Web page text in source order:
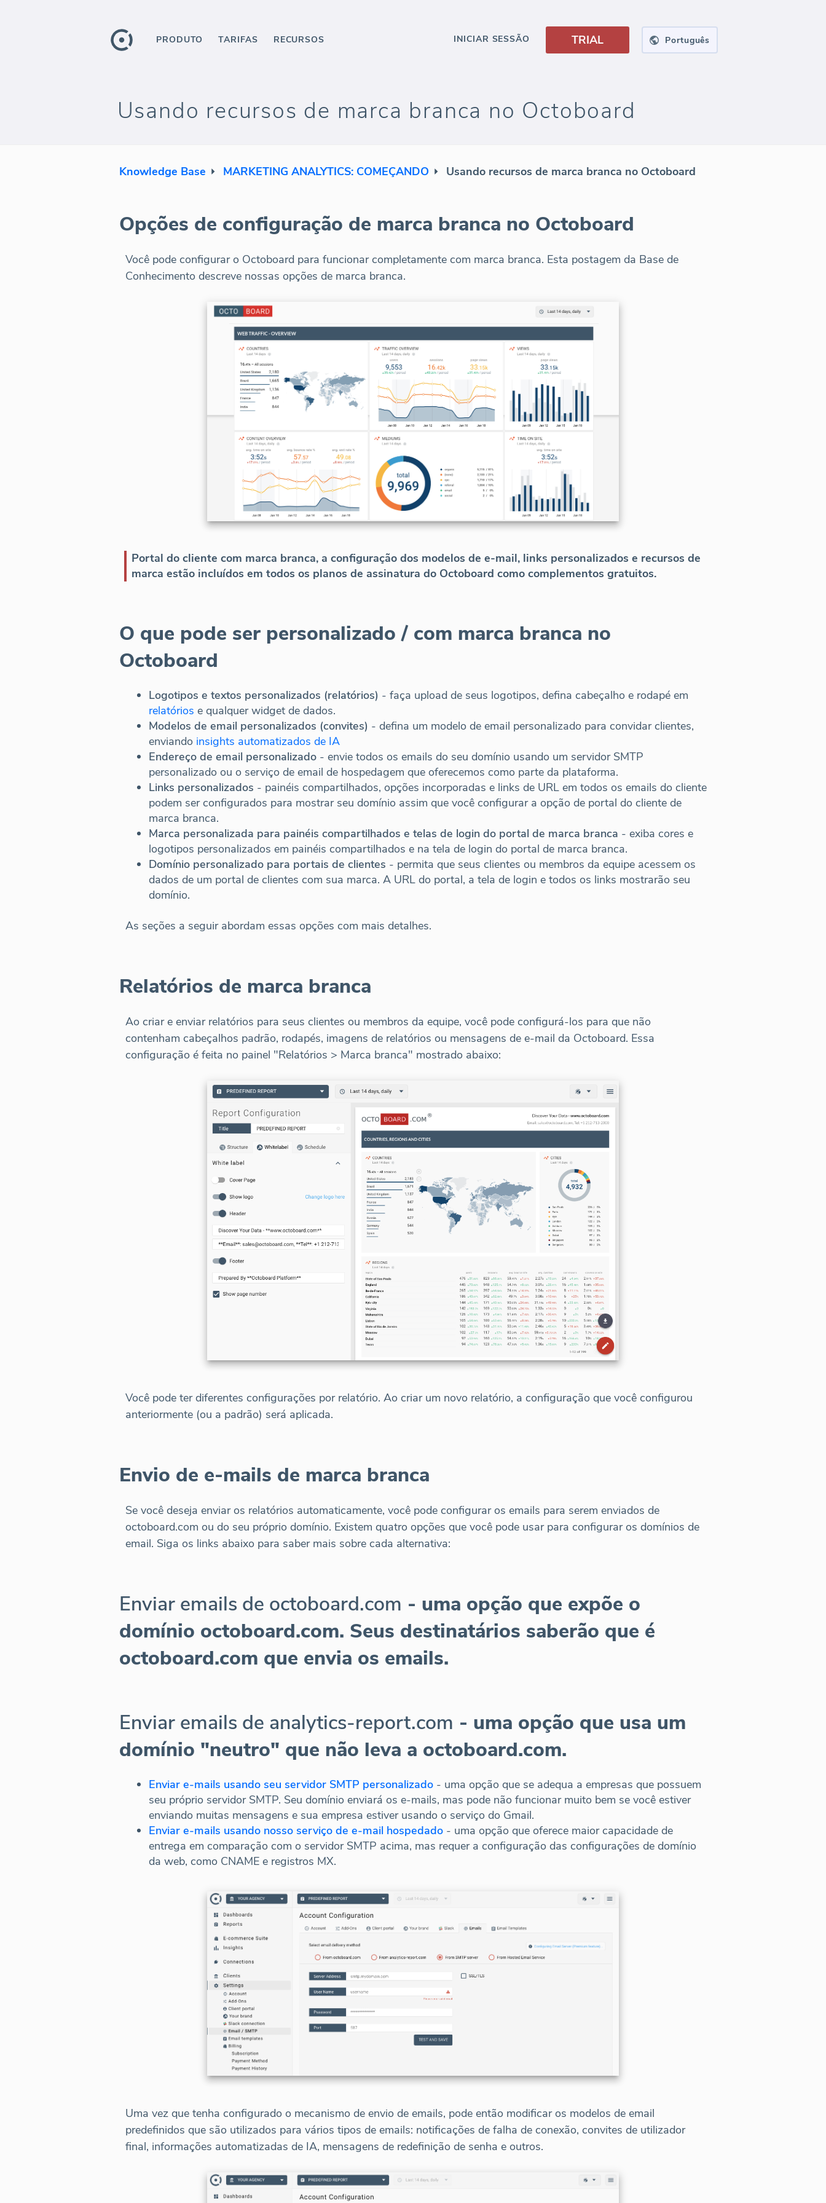
PRODUTO TARIFAS RECURSOS INICIAR SESSÃO TRIAL Português
Usando recursos de marca branca no Octoboard
Knowledge Base MARKETING ANALYTICS: COMEÇANDO Usando recursos de marca branca no Octoboard
Opções de configuração de marca branca no Octoboard
Você pode configurar o Octoboard para funcionar completamente com marca branca. Esta postagem da Base de
Conhecimento descreve nossas opções de marca branca.
Portal do cliente com marca branca, a configuração dos modelos de e-mail, links personalizados e recursos de
marca estão incluídos em todos os planos de assinatura do Octoboard como complementos gratuitos.
O que pode ser personalizado / com marca branca no
Octoboard
Logotipos e textos personalizados (relatórios) - faça upload de seus logotipos, defina cabeçalho e rodapé em
relatórios e qualquer widget de dados.
Modelos de email personalizados (convites) - defina um modelo de email personalizado para convidar clientes,
enviando insights automatizados de IA
Endereço de email personalizado - envie todos os emails do seu domínio usando um servidor SMTP
personalizado ou o serviço de email de hospedagem que oferecemos como parte da plataforma.
Links personalizados - painéis compartilhados, opções incorporadas e links de URL em todos os emails do cliente
podem ser configurados para mostrar seu domínio assim que você configurar a opção de portal do cliente de
marca branca.
Marca personalizada para painéis compartilhados e telas de login do portal de marca branca - exiba cores e
logotipos personalizados em painéis compartilhados e na tela de login do portal de marca branca.
Domínio personalizado para portais de clientes - permita que seus clientes ou membros da equipe acessem os
dados de um portal de clientes com sua marca. A URL do portal, a tela de login e todos os links mostrarão seu
domínio.
As seções a seguir abordam essas opções com mais detalhes.
Relatórios de marca branca
Ao criar e enviar relatórios para seus clientes ou membros da equipe, você pode configurá-los para que não
contenham cabeçalhos padrão, rodapés, imagens de relatórios ou mensagens de e-mail da Octoboard. Essa
configuração é feita no painel "Relatórios > Marca branca" mostrado abaixo:
Você pode ter diferentes configurações por relatório. Ao criar um novo relatório, a configuração que você configurou
anteriormente (ou a padrão) será aplicada.
Envio de e-mails de marca branca
Se você deseja enviar os relatórios automaticamente, você pode configurar os emails para serem enviados de
octoboard.com ou do seu próprio domínio. Existem quatro opções que você pode usar para configurar os domínios de
email. Siga os links abaixo para saber mais sobre cada alternativa:
Enviar emails de octoboard.com - uma opção que expõe o
domínio octoboard.com. Seus destinatários saberão que é
octoboard.com que envia os emails.
Enviar emails de analytics-report.com - uma opção que usa um
domínio "neutro" que não leva a octoboard.com.
Enviar e-mails usando seu servidor SMTP personalizado - uma opção que se adequa a empresas que possuem
seu próprio servidor SMTP. Seu domínio enviará os e-mails, mas pode não funcionar muito bem se você estiver
enviando muitas mensagens e sua empresa estiver usando o serviço do Gmail.
Enviar e-mails usando nosso serviço de e-mail hospedado - uma opção que oferece maior capacidade de
entrega em comparação com o servidor SMTP acima, mas requer a configuração das configurações de domínio
da web, como CNAME e registros MX.
Uma vez que tenha configurado o mecanismo de envio de emails, pode então modificar os modelos de email
predefinidos que são utilizados para vários tipos de emails: notificações de falha de conexão, convites de utilizador
final, informações automatizadas de IA, mensagens de redefinição de senha e outros.